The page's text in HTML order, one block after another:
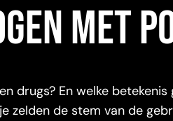
met
drugs? En welke
zelden de stem van de